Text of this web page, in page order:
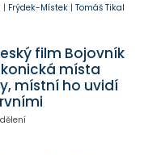
| Frýdek-Místek| Tomáš Tikal
film Bojovník
místa
místní ho uvidí